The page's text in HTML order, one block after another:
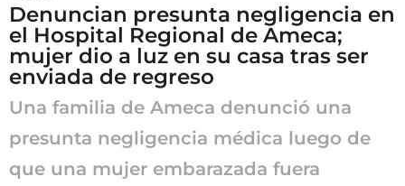
o
Denuncian presunta negligencia en
el Hospital Regional de Ameca;
mujer dio a luz en su casa tras ser
enviada de regreso
Una familia de Ameca denunció una
presunta negligencia médica luego de
que una mujer embarazada fuera